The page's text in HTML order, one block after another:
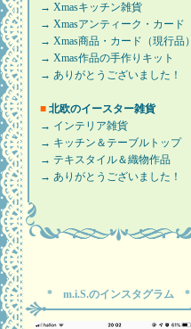
→ Xmasキッチン雑貨
→ Xmasアンティーク・カード
→ Xmas商品・カード（現行品）
→ Xmas作品の手作りキット
→ ありがとうございました！
■ 北欧のイースター雑貨
→ インテリア雑貨
→ キッチン＆テーブルトップ
→ テキスタイル＆織物作品
→ ありがとうございました！
* m.i.S.のインスタグラム *